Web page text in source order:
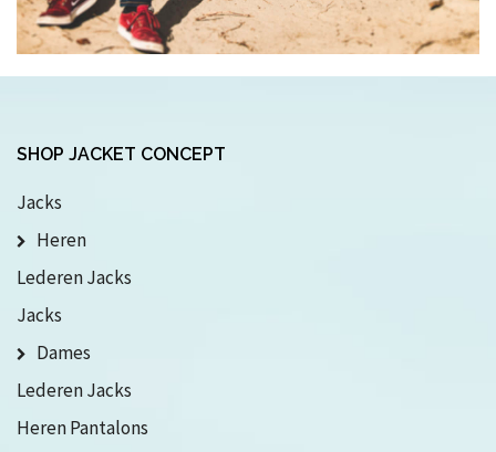
SHOP JACKET CONCEPT
Jacks
Heren
Lederen Jacks
Jacks
Dames
Lederen Jacks
Heren Pantalons